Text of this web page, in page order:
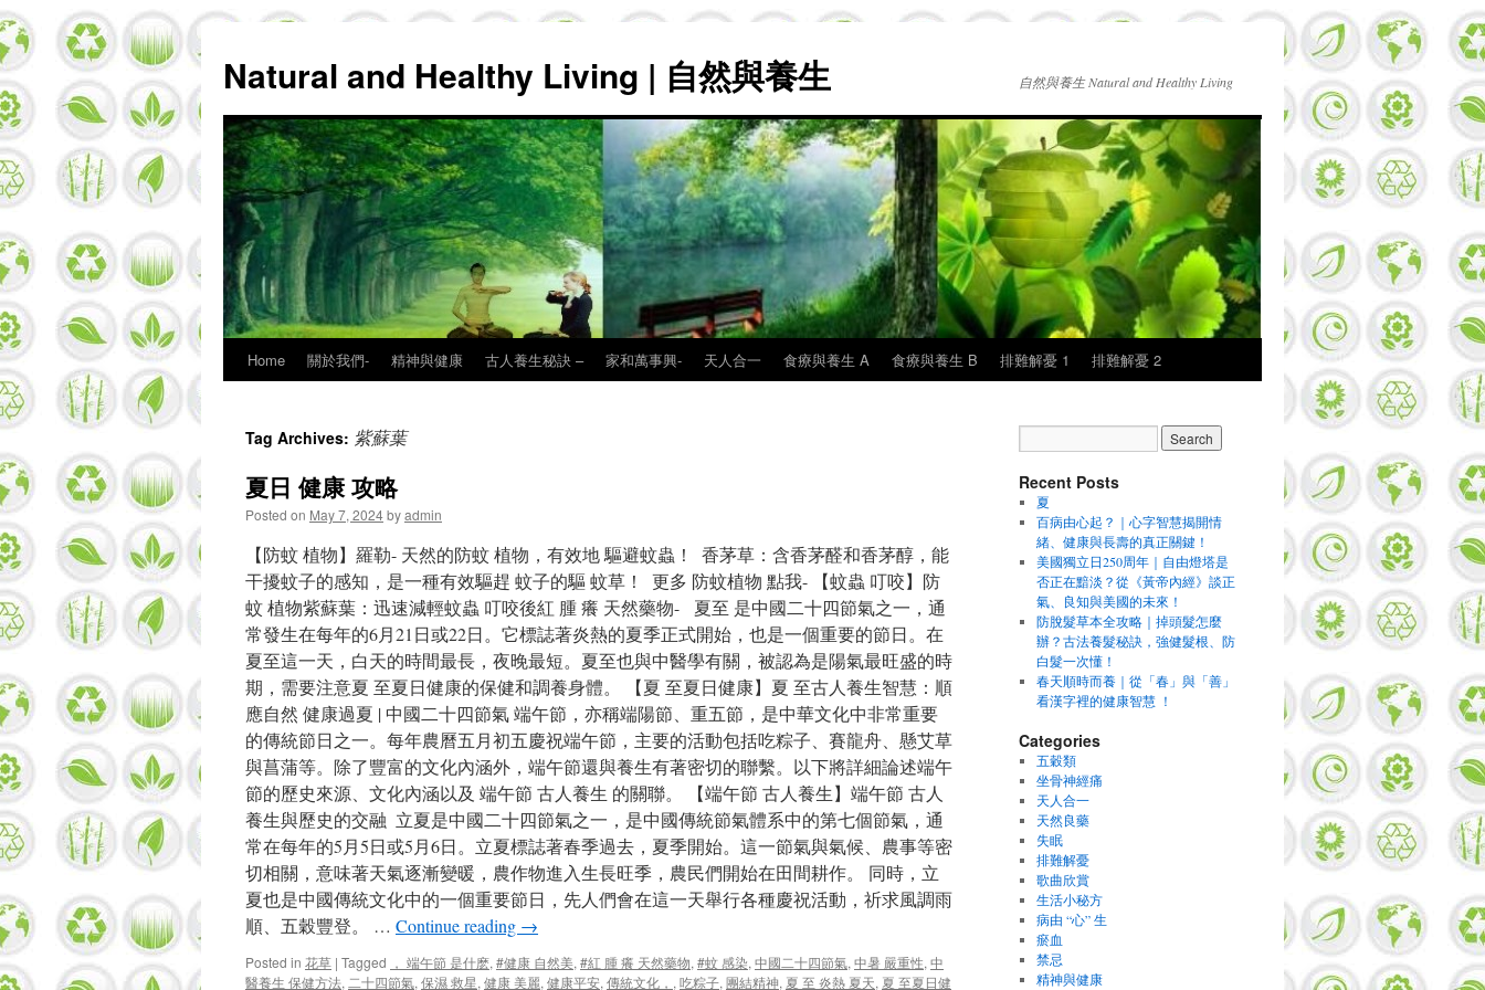
Natural and Healthy Living | 自然與養生 自然與養生 Natural and Healthy Living
Skip
content
Home 關於我們- 精神與健康 古人養生秘訣 – 家和萬事興- 天人合一 食療與養生 A 食療與養生 B 排難解憂 1 排難解憂 2
Tag Archives: 紫蘇葉
夏日 健康 攻略
Posted on May 7, 2024byadmin
【防蚊 植物】羅勒- 天然的防蚊 植物，有效地 驅避蚊蟲！ 香茅草：含香茅醛和香茅醇，能
干擾蚊子的感知，是一種有效驅趕 蚊子的驅 蚊草！ 更多 防蚊植物 點我- 【蚊蟲 叮咬】防
蚊 植物紫蘇葉：迅速減輕蚊蟲 叮咬後紅 腫 癢 天然藥物- 夏至 是中國二十四節氣之一，通
常發生在每年的6月21日或22日。它標誌著炎熱的夏季正式開始，也是一個重要的節日。在
夏至這一天，白天的時間最長，夜晚最短。夏至也與中醫學有關，被認為是陽氣最旺盛的時
期，需要注意夏 至夏日健康的保健和調養身體。 【夏 至夏日健康】夏 至古人養生智慧：順
應自然 健康過夏 | 中國二十四節氣 端午節，亦稱端陽節、重五節，是中華文化中非常重要
的傳統節日之一。每年農曆五月初五慶祝端午節，主要的活動包括吃粽子、賽龍舟、懸艾草
與菖蒲等。除了豐富的文化內涵外，端午節還與養生有著密切的聯繫。以下將詳細論述端午
節的歷史來源、文化內涵以及 端午節 古人養生 的關聯。 【端午節 古人養生】端午節 古人
養生與歷史的交融 立夏是中國二十四節氣之一，是中國傳統節氣體系中的第七個節氣，通
常在每年的5月5日或5月6日。立夏標誌著春季過去，夏季開始。這一節氣與氣候、農事等密
切相關，意味著天氣逐漸變暖，農作物進入生長旺季，農民們開始在田間耕作。 同時，立
夏也是中國傳統文化中的一個重要節日，先人們會在這一天舉行各種慶祝活動，祈求風調雨
順、五穀豐登。 … Continue reading →
Posted in 花草 | Tagged ， 端午節 是什麽, #健康 自然美, #紅 腫 癢 天然藥物, #蚊 感染, 中國二十四節氣, 中暑 嚴重性, 中
醫養生 保健方法, 二十四節氣, 保濕 救星, 健康 美麗, 健康平安, 傳統文化， , 吃粽子, 團結精神, 夏 至 炎熱 夏天, 夏 至夏日健
Recent Posts
夏
百病由心起？｜心字智慧揭開情
緒、健康與長壽的真正關鍵！
美國獨立日250周年｜自由燈塔是
否正在黯淡？從《黃帝內經》談正
氣、良知與美國的未來！
防脫髮草本全攻略｜掉頭髮怎麼
辦？古法養髮秘訣，強健髮根、防
白髮一次懂！
春天順時而養｜從「春」與「善」
看漢字裡的健康智慧 ！
Categories
五穀類
坐骨神經痛
天人合一
天然良藥
失眠
排難解憂
歌曲欣賞
生活小秘方
病由 “心” 生
瘀血
禁忌
精神與健康